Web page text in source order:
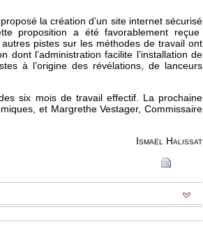
la création d’un site internet sécurisé
proposition a été favorablement reçue
pistes sur les méthodes de travail ont
l’administration facilite l’installation de
à l’origine des révélations, de lanceurs
six mois de travail effectif. La prochaine
et Margrethe Vestager, Commissaire
Ismaël Halissat